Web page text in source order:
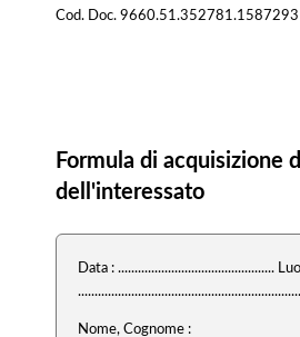
Cod. Doc. 9660.51.352781.1587293
Formula di acquisizione
dell'interessato
Data : ...............................................
Nome, Cognome :